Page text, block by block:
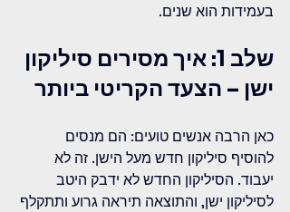
בעמידות הוא שנים.
שלב 1: איך מסירים סיליקון
ישן – הצעד הקריטי ביותר
כאן הרבה אנשים טועים: הם מנסים
להוסיף סיליקון חדש מעל הישן. זה לא
יעבוד. הסיליקון החדש לא ידבק היטב
לסיליקון ישן, והתוצאה תיראה גרוע ותתקלף